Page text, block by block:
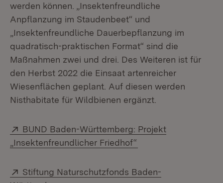
werden können. „Insektenfreundliche
Anpflanzung im Staudenbeet“ und
„Insektenfreundliche Dauerbepflanzung im
quadratisch-praktischen Format“ sind die
Maßnahmen zwei und drei. Des Weiteren ist für
den Herbst 2022 die Einsaat artenreicher
Wiesenflächen geplant. Auf diesen werden
Nisthabitate für Wildbienen ergänzt.
Extern:
BUND Baden-Württemberg: Projekt
„Insektenfreundlicher Friedhof“
Extern:
Stiftung Naturschutzfonds Baden-